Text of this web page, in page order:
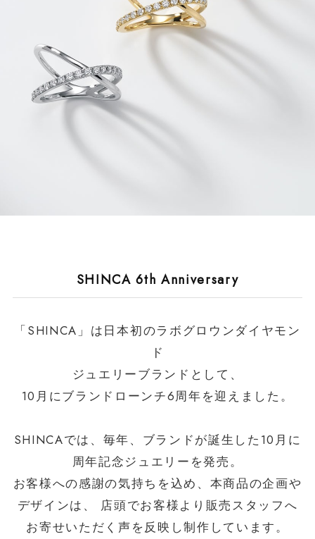
SHINCA 6th Anniversary
「SHINCA」 は日本初のラボグロウンダイヤモン
ド
ジュエリーブランドとして、
10月にブランドローンチ6周年を迎えました。
SHINCAでは、毎年、ブランドが誕生した10月に
周年記念ジュエリーを発売。
お客様への感謝の気持ちを込め、本商品の企画や
デザインは、 店頭でお客様より販売スタッフへ
お寄せいただく声を反映し制作しています。